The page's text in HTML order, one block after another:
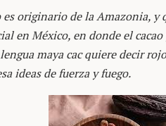
es originario de la Amazonia, y
en México, en donde el
maya cac quiere decir
ideas de fuerza y fuego.